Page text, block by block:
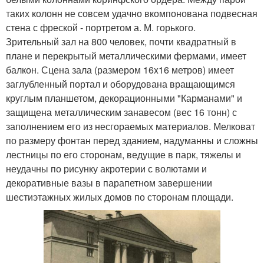
таких колонн не совсем удачно вкомпонована подвесная
стена с фреской - портретом а. М. горького.
Зрительный зал на 800 человек, почти квадратный в
плане и перекрытый металлическими фермами, имеет
балкон. Сцена зала (размером 16x16 метров) имеет
заглубленный портал и оборудована вращающимся
круглым планшетом, декорационными "Карманами" и
защищена металлическим занавесом (вес 16 тонн) с
заполнением его из несгораемых материалов. Мелковат
по размеру фонтан перед зданием, надуманны и сложны
лестницы по его сторонам, ведущие в парк, тяжелы и
неудачны по рисунку акротерии с волютами и
декоративные вазы в парапетном завершении
шестиэтажных жилых домов по сторонам площади.